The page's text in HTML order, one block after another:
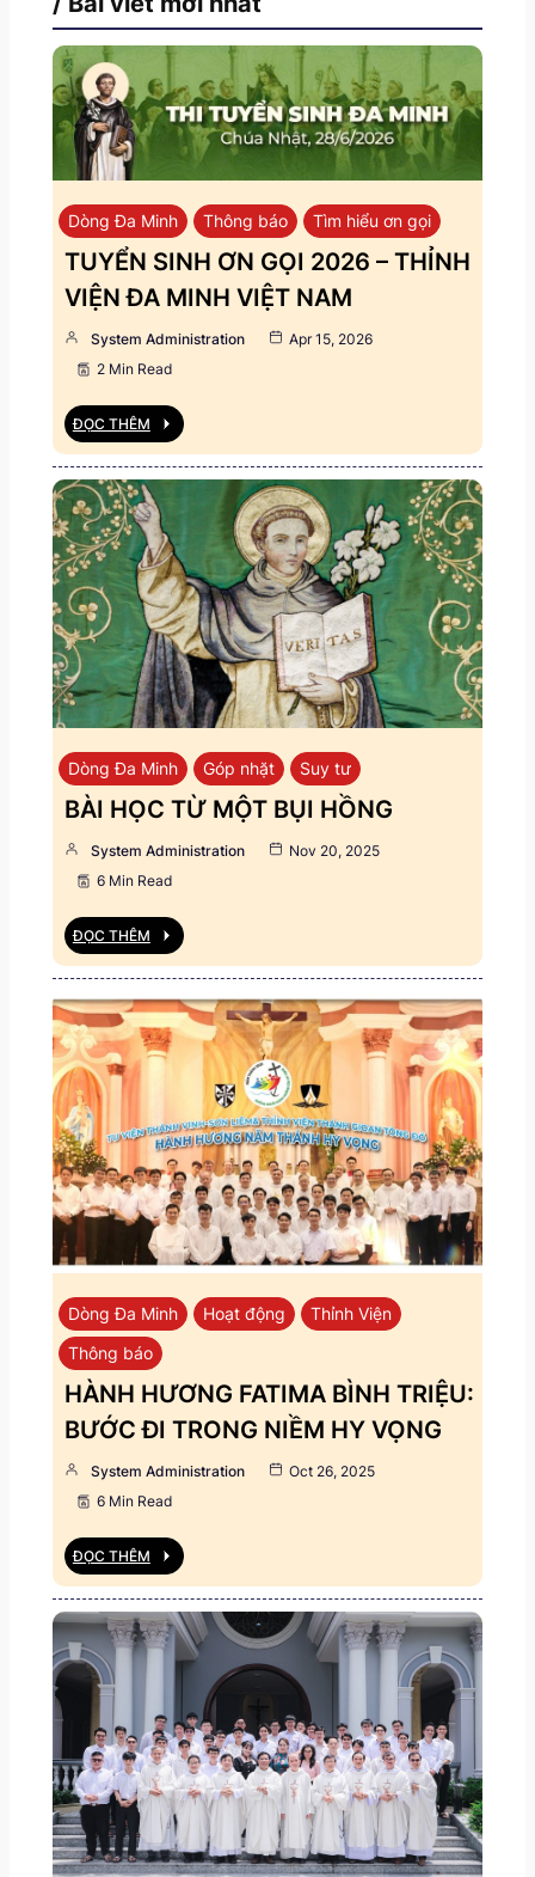
Dòng Đa Minh Thông báo Tìm hiểu ơn gọi
TUYỂN SINH ƠN GỌI 2026 – THỈNH
VIỆN ĐA MINH VIỆT NAM
System Administration
Apr 15, 2026
2 Min Read
ĐỌC THÊM
Dòng Đa Minh Góp nhặt Suy tư
BÀI HỌC TỪ MỘT BỤI HỒNG
System Administration
Nov 20, 2025
6 Min Read
ĐỌC THÊM
Dòng Đa Minh Hoạt động
Thỉnh Viện
Thông báo
HÀNH HƯƠNG FATIMA BÌNH TRIỆU:
BƯỚC ĐI TRONG NIỀM HY VỌNG
System Administration
Oct 26, 2025
6 Min Read
ĐỌC THÊM